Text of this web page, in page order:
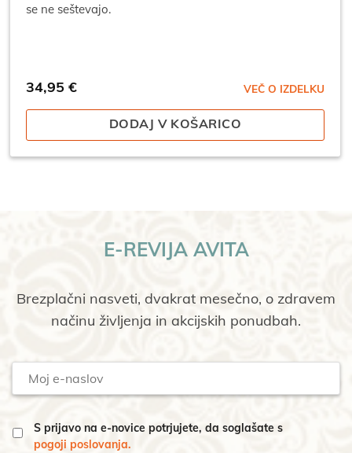
se ne seštevajo.
34,95 € VEČ O IZDELKU
DODAJ V KOŠARICO
E-REVIJA AVITA
Brezplačni nasveti, dvakrat mesečno, o zdravem
načinu življenja in akcijskih ponudbah.
naslov
S prijavo na e-novice potrjujete, da soglašate s
pogoji poslovanja.